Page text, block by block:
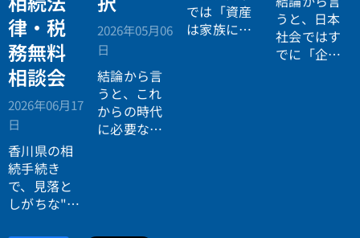
律・税
務無料
相談会
2026年06月17
日
香川県の相
続手続き
で、見落と
しがちな"落
2026年05月06
日
結論から言
うと、これ
からの時代
に必要なの
では「資産
は家族に引
うと、日本
社会ではす
でに「企業